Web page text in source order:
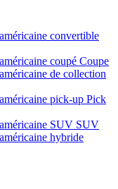
Coupe
Pick
SUV